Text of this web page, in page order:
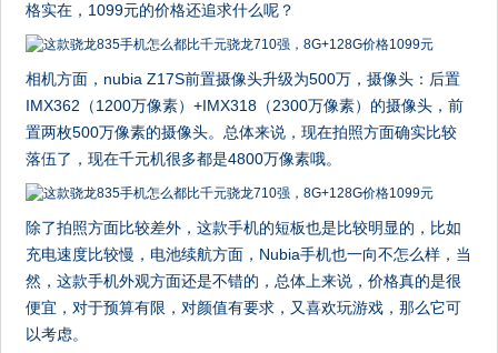
格实在，1099元的价格还追求什么呢？
相机方面，nubia Z17S前置摄像头升级为500万，摄像头：后置
IMX362（1200万像素）+IMX318（2300万像素）的摄像头，前
置两枚500万像素的摄像头。总体来说，现在拍照方面确实比较
落伍了，现在千元机很多都是4800万像素哦。
除了拍照方面比较差外，这款手机的短板也是比较明显的，比如
充电速度比较慢，电池续航方面，Nubia手机也一向不怎么样，当
然，这款手机外观方面还是不错的，总体上来说，价格真的是很
便宜，对于预算有限，对颜值有要求，又喜欢玩游戏，那么它可
以考虑。